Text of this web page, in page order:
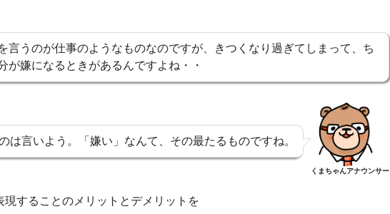
言うのが仕事のようなものなのですが、きつくなり過ぎてしまって、ち
が嫌になるときがあるんですよね・・
は言いよう。「嫌い」なんて、その最たるものですね。
くまちゃんアナウンサー
現することのメリットとデメリットを